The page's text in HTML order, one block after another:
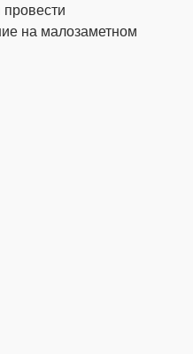
на малозаметном